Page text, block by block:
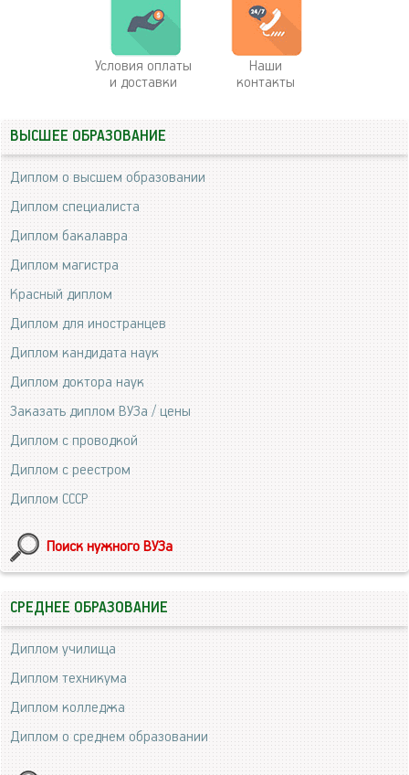
Условия оплаты
и доставки
Наши
контакты
ВЫСШЕЕ ОБРАЗОВАНИЕ
Диплом о высшем образовании
Диплом специалиста
Диплом бакалавра
Диплом магистра
Красный диплом
Диплом для иностранцев
Диплом кандидата наук
Диплом доктора наук
Заказать диплом ВУЗа / цены
Диплом с проводкой
Диплом с реестром
Диплом СССР
Поиск нужного ВУЗа
СРЕДНЕЕ ОБРАЗОВАНИЕ
Диплом училища
Диплом техникума
Диплом колледжа
Диплом о среднем образовании